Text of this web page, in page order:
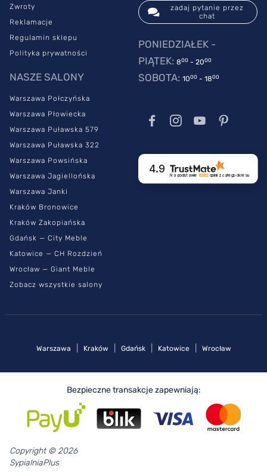
Zwroty
Reklamacje
Regulamin sklepu
Polityka prywatności
NASZE SALONY
Warszawa Połczyńska
Warszawa Płowiecka
Warszawa Puławska 579
Warszawa Puławska 322
Warszawa Powsińska
Warszawa Jagiellońska
Warszawa Janki
Kraków Bronowice
Kraków Zakopiańska
Gdańsk — City Meble
Katowice — CH Rozdzień
Wrocław — Giant Meble
Zobacz wszystkie salony
zadaj pytanie przez
chat
PONIEDZIAŁEK -
PIĄTEK: 800 - 2000
SOBOTA: 1000 - 1800
4.9
Na podstawie 6262opinii z całego okresu
Warszawa Kraków Gdańsk Katowice Wrocław
Bezpieczne transakcje zapewniają:
Copyright © 2026
SypialniaPlus